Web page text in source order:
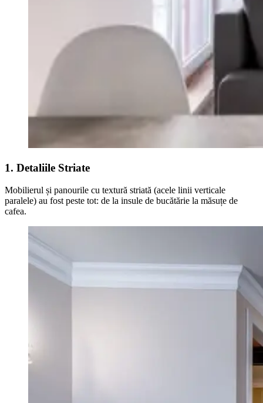
1. Detaliile Striate
Mobilierul și panourile cu textură striată (acele linii verticale
paralele) au fost peste tot: de la insule de bucătărie la măsuțe de
cafea.